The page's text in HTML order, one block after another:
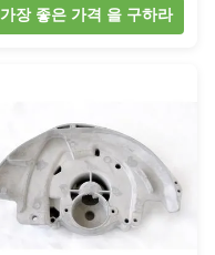
가장 좋은 가격 을 구하라